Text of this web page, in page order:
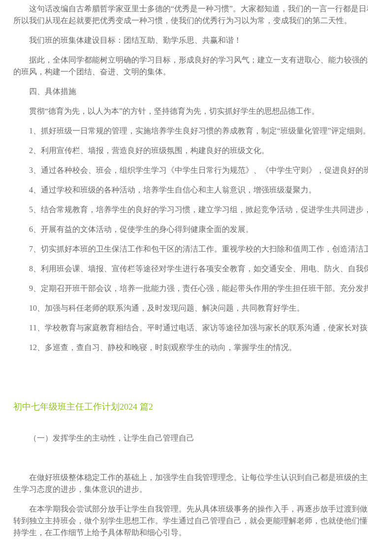
这句话改编自古希腊哲学家亚里士多德的“优秀是一种习惯”。大家都知道，我们的一言一行都是日
所以我们从现在起就要把优秀变成一种习惯，使我们的优秀行为习以为常，变成我们的第二天性。
我们班的班集体建设目标：团结互助、勤学乐思、共赢和谐！
据此，全体同学都能树立明确的学习目标，形成良好的学习风气；建立一支有进取心、能力较强
的班风，构建一个团结、奋进、文明的集体。
四、具体措施
贯彻“德育为先，以人为本”的方针，坚持德育为先，切实抓好学生的思想品德工作。
1、抓好班级一日常规的管理，实施培养学生良好习惯的养成教育，制定“班级量化管理”评定细则。
2、利用宣传栏、墙报，营造良好的班级氛围，构建良好的班级文化。
3、通过各种校会、班会，组织学生学习《中学生日常行为规范》、《中学生守则》，促进良好的
4、通过学校和班级的各种活动，培养学生自信心和主人翁意识，增强班级凝聚力。
5、结合常规教育，培养学生的良好的学习习惯，建立学习组，掀起竞争活动，促进学生共同进步
6、开展有益的文体活动，促使学生的身心得到健康全面的发展。
7、切实抓好本班的卫生保洁工作和包干区的清洁工作。重视学校的大扫除和值周工作，创造清洁
8、利用班会课、墙报、宣传栏等途径对学生进行各项安全教育，如交通安全、用电、防火、自我
9、定期召开班干部会议，培养一批能力强，责任心强，能起带头作用的学生担任班干部。充分发
10、加强与科任老师的联系沟通，及时发现问题、解决问题，共同教育好学生。
11、学校教育与家庭教育相结合。平时通过电话、家访等途径加强与家长的联系沟通，使家长对
12、多巡查，查自习、静校和晚寝，时刻观察学生的动向，掌握学生的情况。
初中七年级班主任工作计划2024 篇2
（一）发挥学生的主动性，让学生自己管理自己
在做好班级整体稳定工作的基础上，加强学生自我管理理念。让每位学生认识到自己都是班级的
生学习态度的进步，集体意识的进步。
在本学期我会尝试部分放手让学生自我管理。先从具体班级事务的操作入手，再逐步放手过渡到
转到独立主持班会，做个别学生思想工作。学生通过自己管理自己，就会更能理解老师，也就使他们
持学生，在工作细节上给予具体帮助和细心引导。